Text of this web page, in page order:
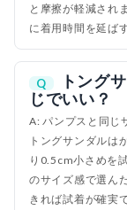
と摩擦が軽減され
に着用時間を延ば
Q
トング
じでいい？
A: パンプスと同じ
トングサンダルは
り0.5cm小さめを
のサイズ感で選ん
きれば試着が確実